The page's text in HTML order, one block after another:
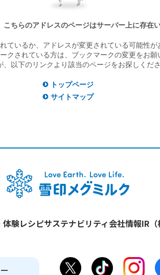
ちらのアドレスのページはサーバー上に存在い
ているか、アドレスが変更されている可能性が
クされている方は、ブックマークの変更をお願
、以下のリンクより該当のページをお探しくださ
トップページ
サイトマップ
体験レシピサステナビリティ会社情報IR（